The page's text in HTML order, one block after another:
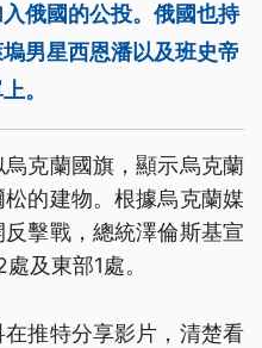
俄國的公投。俄國也持
男星西恩潘以及班史帝
。
克蘭國旗，顯示烏克蘭
的建物。根據烏克蘭媒
擊戰，總統澤倫斯基宣
及東部1處。
推特分享影片，清楚看